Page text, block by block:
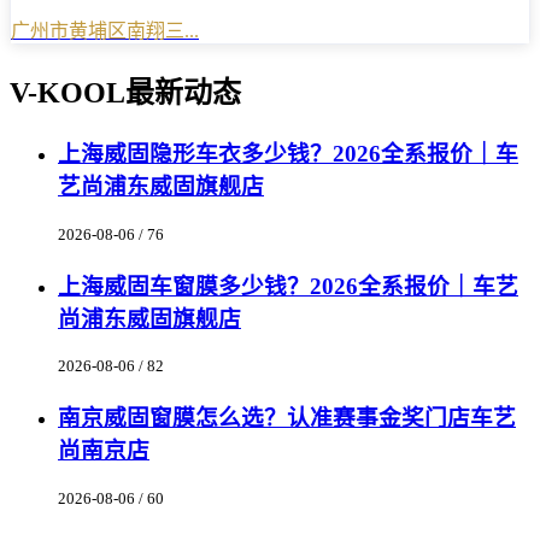
广州市黄埔区南翔三...
V-KOOL最新动态
上海威固隐形车衣多少钱？2026全系报价｜车
艺尚浦东威固旗舰店
2026-08-06 / 76
上海威固车窗膜多少钱？2026全系报价｜车艺
尚浦东威固旗舰店
2026-08-06 / 82
南京威固窗膜怎么选？认准赛事金奖门店车艺
尚南京店
2026-08-06 / 60